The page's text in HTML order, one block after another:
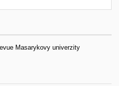
Masarykovy univerzity